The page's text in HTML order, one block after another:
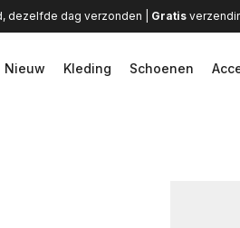
dezelfde dag verzonden | Gratis
Nieuw Kleding Schoenen